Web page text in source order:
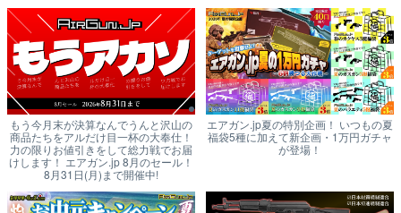
もう今月末が決算なんでうんと沢山の
商品たちをアルだけ目一杯の大奉仕！
力の限りお値引きをして総力戦でお届
けします！ エアガン.jp 8月のセール！
8月31日(月)まで開催中!
エアガン.jp夏の特別企画！ いつもの夏
福袋5種に加えて新企画・1万円ガチャ
が登場！